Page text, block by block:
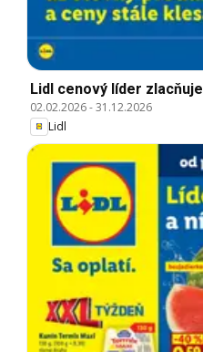
Lidl cenový líder zlacňuje
02.02.2026-31.12.2026
Lidl